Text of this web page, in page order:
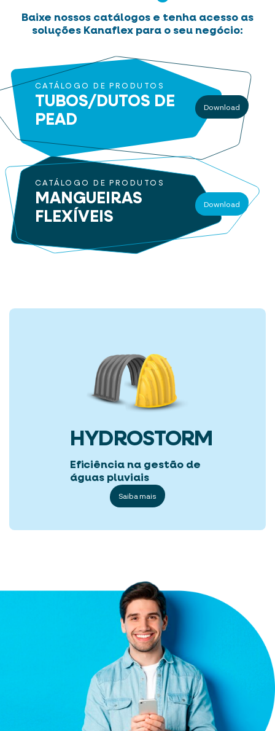
Baixe nossos catálogos e tenha acesso as
soluções Kanaflex para o seu negócio:
CATÁLOGO DE PRODUTOS
TUBOS/DUTOS DE
PEAD
Download
CATÁLOGO DE PRODUTOS
MANGUEIRAS
FLEXÍVEIS
Download
HYDROSTORM
Eficiência na gestão de
águas pluviais
Saiba mais